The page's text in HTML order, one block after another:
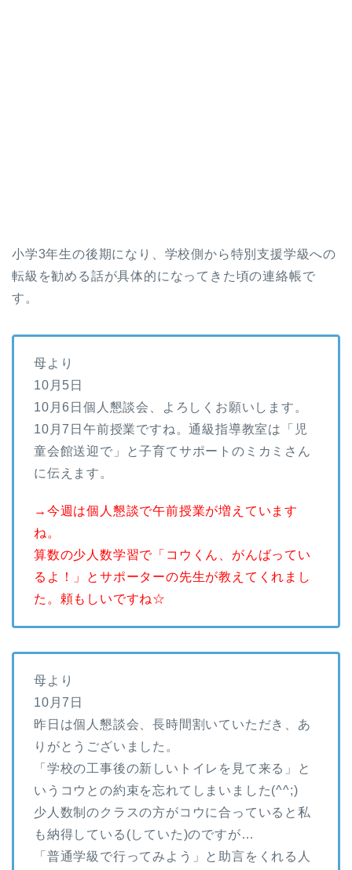
小学3年生の後期になり、学校側から特別支援学級への
転級を勧める話が具体的になってきた頃の連絡帳で
す。
母より
10月5日
10月6日個人懇談会、よろしくお願いします。
10月7日午前授業ですね。通級指導教室は「児
童会館送迎で」と子育てサポートのミカミさん
に伝えます。
→今週は個人懇談で午前授業が増えています
ね。
算数の少人数学習で「コウくん、がんばってい
るよ！」とサポーターの先生が教えてくれまし
た。頼もしいですね☆
母より
10月7日
昨日は個人懇談会、長時間割いていただき、あ
りがとうございました。
「学校の工事後の新しいトイレを見て来る」と
いうコウとの約束を忘れてしまいました(^^;)
少人数制のクラスの方がコウに合っていると私
も納得している(していた)のですが…
「普通学級で行ってみよう」と助言をくれる人